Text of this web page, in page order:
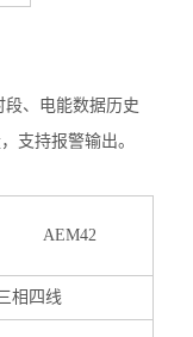
段、电能数据历史
支持报警输出。
AEM42
相四线